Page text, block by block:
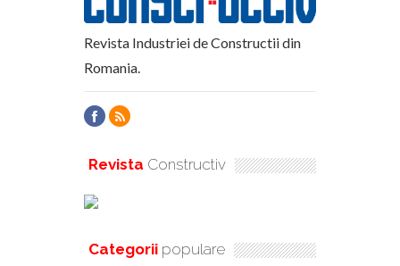
Revista Industriei de Constructii din
Romania.
Revista Constructiv
Categorii populare